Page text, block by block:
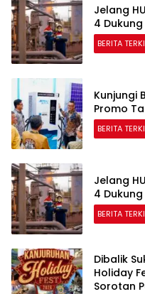
Jelang
4
BERITA
Kunjungi
Promo
BERITA
Jelang
4
BERITA
Dibalik
Holiday
Sorotan